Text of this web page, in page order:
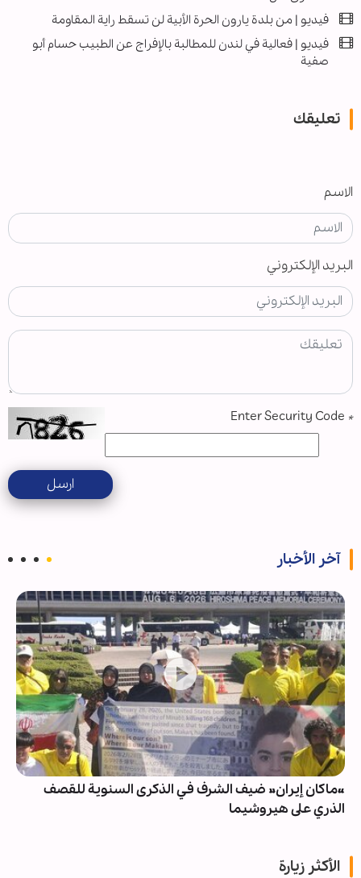
فيديو | من بلدة يارون الحرة الأبية لن تسقط راية المقاومة
فيديو | فعالية في لندن للمطالبة بالإفراج عن الطبيب حسام أبو
صفية
تعليقك
الاسم
البريد الإلكتروني
*
ارسل
آخر الأخبار
«ماكان إيران» ضيف الشرف في الذكرى السنوية للقصف
الذري على هيروشيما
الأكثر زيارة